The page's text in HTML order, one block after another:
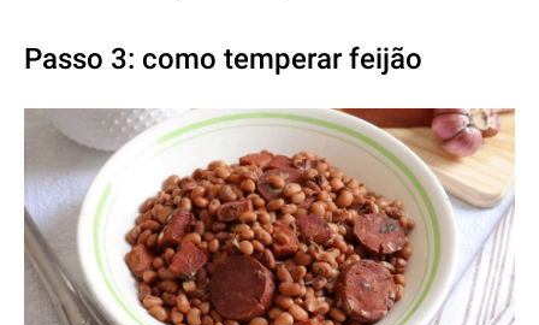
Passo 3: como temperar feijão